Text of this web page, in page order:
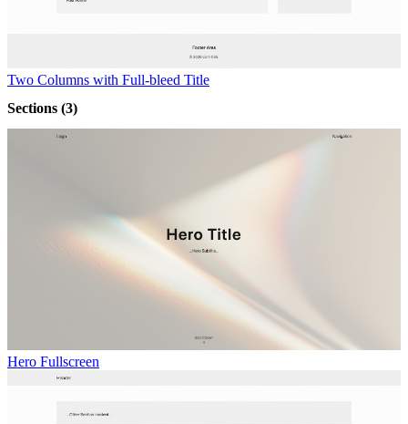
Two Columns with Full-bleed Title
Sections (3)
Hero Fullscreen